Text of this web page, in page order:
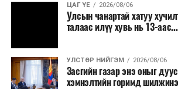
ЦАГ ҮЕ 2026/08/06
Улсын чанартай хатуу
талаас илүү хувь нь 13-аас...
УЛСТӨР НИЙГЭМ 2026/08/06
Засгийн газар энэ оныг
хэмнэлтийн горимд шилжинэ